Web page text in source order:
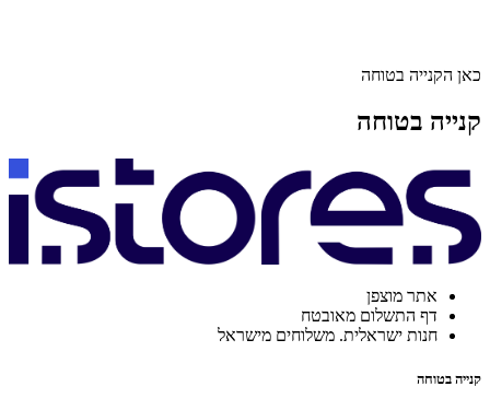
כאן הקנייה בטוחה
קנייה בטוחה
אתר מוצפן
דף התשלום מאובטח
חנות ישראלית. משלוחים מישראל
קנייה בטוחה